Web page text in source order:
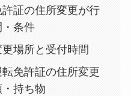
許証の住所変更が行
・条件
場所と受付時間
免許証の住所変更
持ち物